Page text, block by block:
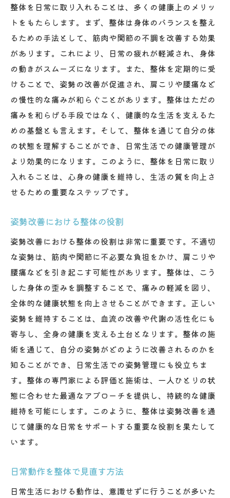
整体を日常に取り入れることは、多くの健康上のメリッ
トをもたらします。まず、整体は身体のバランスを整え
るための手法として、筋肉や関節の不調を改善する効果
があります。これにより、日常の疲れが軽減され、身体
の動きがスムーズになります。また、整体を定期的に受
けることで、姿勢の改善が促進され、肩こりや腰痛など
の慢性的な痛みが和らぐことがあります。整体はただの
痛みを和らげる手段ではなく、健康的な生活を支えるた
めの基盤とも言えます。そして、整体を通じて自分の体
の状態を理解することができ、日常生活での健康管理が
より効果的になります。このように、整体を日常に取り
入れることは、心身の健康を維持し、生活の質を向上さ
せるための重要なステップです。
姿勢改善における整体の役割
姿勢改善における整体の役割は非常に重要です。不適切
な姿勢は、筋肉や関節に不必要な負担をかけ、肩こりや
腰痛などを引き起こす可能性があります。整体は、こう
した身体の歪みを調整することで、痛みの軽減を図り、
全体的な健康状態を向上させることができます。正しい
姿勢を維持することは、血流の改善や代謝の活性化にも
寄与し、全身の健康を支える土台となります。整体の施
術を通じて、自分の姿勢がどのように改善されるのかを
知ることができ、日常生活での姿勢管理にも役立ちま
す。整体の専門家による評価と施術は、一人ひとりの状
態に合わせた最適なアプローチを提供し、持続的な健康
維持を可能にします。このように、整体は姿勢改善を通
じて健康的な日常をサポートする重要な役割を果たして
います。
日常動作を整体で見直す方法
日常生活における動作は、意識せずに行うことが多いた